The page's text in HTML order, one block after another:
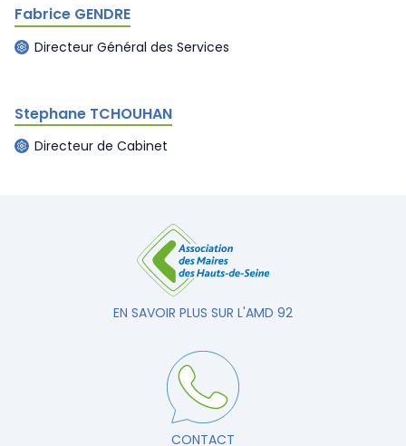
Fabrice GENDRE
Directeur Général des Services
Stephane TCHOUHAN
Directeur de Cabinet
EN SAVOIR PLUS SUR L'AMD 92
CONTACT